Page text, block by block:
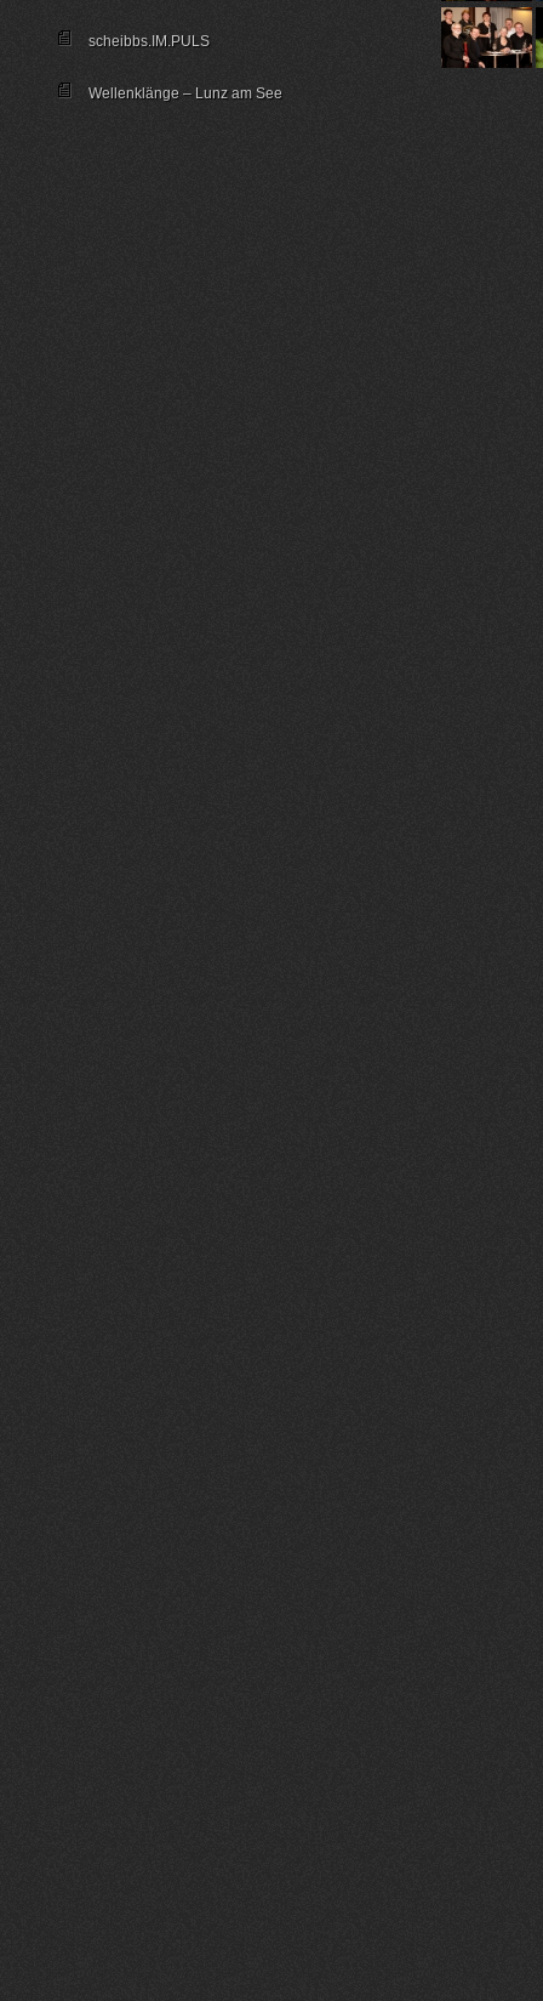
scheibbs.IM.PULS
Wellenklänge – Lunz am See